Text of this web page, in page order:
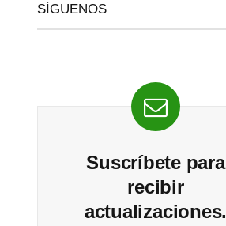
SÍGUENOS
Suscríbete para
recibir
actualizaciones.